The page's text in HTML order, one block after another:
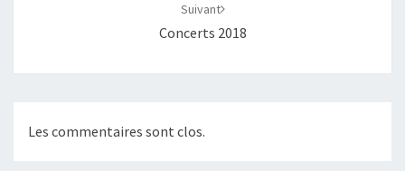
Suivant
Concerts 2018
Les commentaires sont clos.